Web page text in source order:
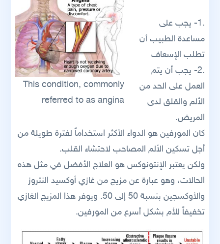
This condition, commonly
referred to as angina
.1- يجب على
مساعدة الطبيب أن
تطلب الإسعاف
.2- يجب أن يتم
العمل على الحد من
الألم والقلق لدى
المريض.
كان المورفين هو الدواء الأكثر استخداماً لفترة طويلة من
أجل تسكين الألم المصاحب لاحتشاء القلب.
ولكن يعتبر الإنتونوكس هو العلاج الأفضل في مثل هذه
الحالات، وهو عبارة عن مزيج من غازي أوكسيد النتروز
والأوكسجين بنسبة 50 إلى 50. ويوفر هذا المزيج الغازي
تخفيفاً للأم بشكل أسرع من المورفين.